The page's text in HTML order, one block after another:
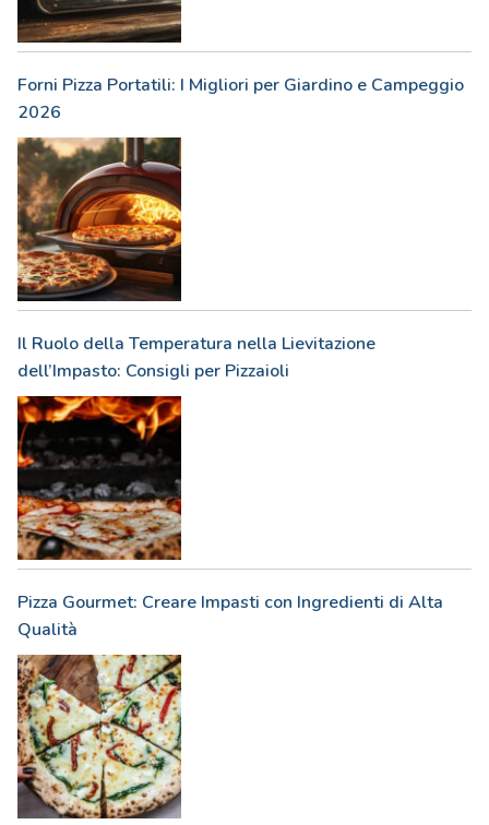
Forni Pizza Portatili: I Migliori per Giardino e Campeggio
2026
Il Ruolo della Temperatura nella Lievitazione
dell’Impasto: Consigli per Pizzaioli
Pizza Gourmet: Creare Impasti con Ingredienti di Alta
Qualità